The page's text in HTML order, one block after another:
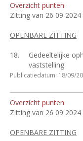
Overzicht punten
Zitting van 26 09 2024
OPENBARE ZITTING
18.
Gedeeltelijke
vaststelling
Publicatiedatum: 18/09/
Overzicht punten
Zitting van 26 09 2024
OPENBARE ZITTING